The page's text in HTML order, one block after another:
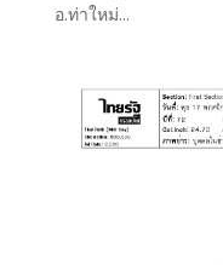
อ.ท่าใหม่...